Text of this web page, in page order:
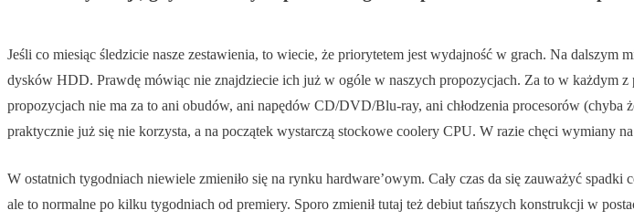
Jeśli co miesiąc śledzicie nasze zestawienia, to wiecie, że priorytetem jest wydajność w grach. Na
dysków HDD. Prawdę mówiąc nie znajdziecie ich już w ogóle w naszych propozycjach. Za to w każdym
propozycjach nie ma za to ani obudów, ani napędów CD/DVD/Blu-ray, ani chłodzenia procesorów
praktycznie już się nie korzysta, a na początek wystarczą stockowe coolery CPU. W razie chęci wymiany
W ostatnich tygodniach niewiele zmieniło się na rynku hardware’owym. Cały czas da się zauważyć
ale to normalne po kilku tygodniach od premiery. Sporo zmienił tutaj też debiut tańszych konstrukcji w